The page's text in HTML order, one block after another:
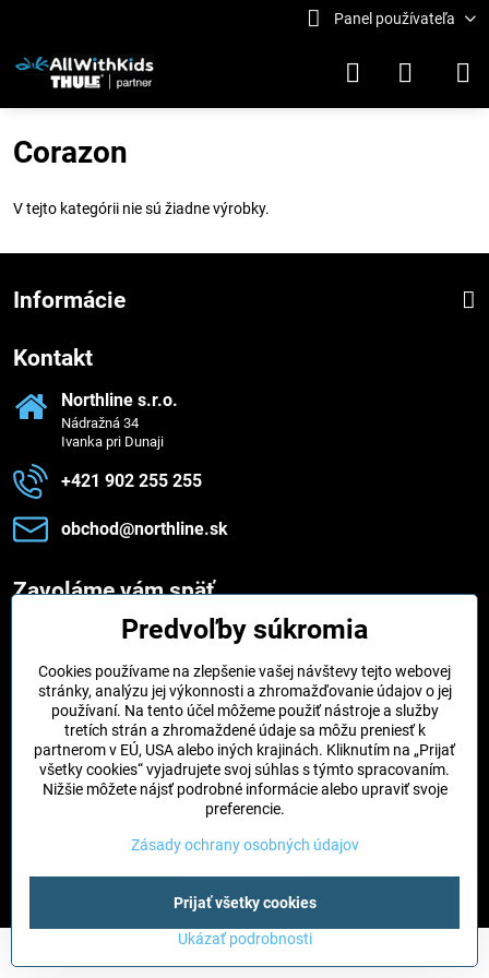
Panel používateľa
Corazon
V tejto kategórii nie sú žiadne výrobky.
Informácie
Kontakt
Northline s​.r​.o​.
Nádražná 34
Ivanka pri Dunaji
+421 902 255 255
obchod​@northline​.sk
Zavoláme vám späť
Odoslať
Predvoľby súkromiaZásady ochrany osobných údajov
Stav objednávky
Vytvorené pomocou:BiznisWeb.sk
Predvoľby súkromia
Cookies používame na zlepšenie vašej návštevy tejto webovej
stránky, analýzu jej výkonnosti a zhromažďovanie údajov o jej
používaní. Na tento účel môžeme použiť nástroje a služby
tretích strán a zhromaždené údaje sa môžu preniesť k
partnerom v EÚ, USA alebo iných krajinách. Kliknutím na „Prijať
všetky cookies“ vyjadrujete svoj súhlas s týmto spracovaním.
Nižšie môžete nájsť podrobné informácie alebo upraviť svoje
preferencie.
Zásady ochrany osobných údajov
Ukázať podrobnosti
Prijať všetky cookies